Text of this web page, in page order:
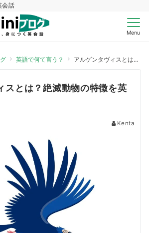
会話
Menu
英語で何て言う？ アルゲンタヴィスとは？絶滅動物の特徴を英語で説明！
スとは？絶滅動物の特徴を英
Kenta